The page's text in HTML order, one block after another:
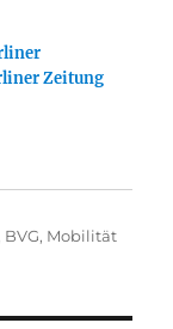
Zeitung
BVG, Mobilität